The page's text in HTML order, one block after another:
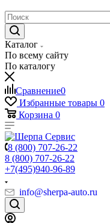
Каталог
По всему сайту
По каталогу
Сравнение0
Избранные товары 0
Корзина 0
8 (800) 707-26-22
8 (800) 707-26-22
+7(495)940-96-89
info@sherpa-auto.ru